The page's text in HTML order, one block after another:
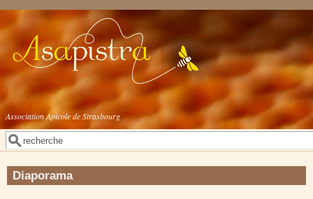
Aller au contenu principal
Association Apicole de Strasbourg
Formulaire de recherche
Rechercher
Diaporama